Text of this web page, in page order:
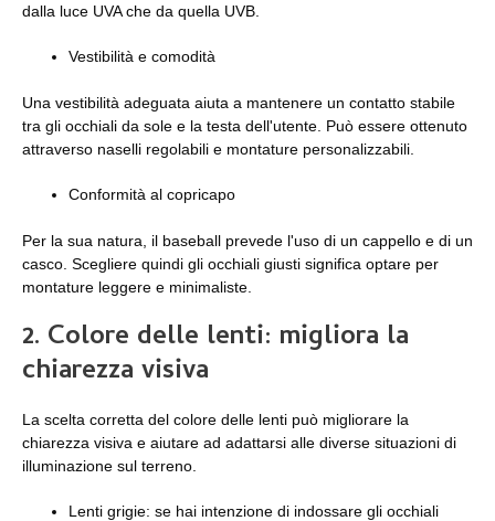
dalla luce UVA che da quella UVB.
Vestibilità e comodità
Una vestibilità adeguata aiuta a mantenere un contatto stabile
tra gli occhiali da sole e la testa dell'utente. Può essere ottenuto
attraverso naselli regolabili e montature personalizzabili.
Conformità al copricapo
Per la sua natura, il baseball prevede l'uso di un cappello e di un
casco. Scegliere quindi gli occhiali giusti significa optare per
montature leggere e minimaliste.
2. Colore delle lenti: migliora la
chiarezza visiva
La scelta corretta del colore delle lenti può migliorare la
chiarezza visiva e aiutare ad adattarsi alle diverse situazioni di
illuminazione sul terreno.
Lenti grigie: se hai intenzione di indossare gli occhiali